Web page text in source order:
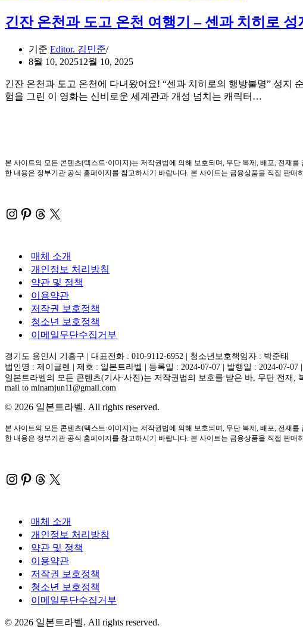
해
긴잔 온천과 도고 온천 여행기 – 센과 치히로 성
기준 Editor. 김민준
8월 10, 202512월 10, 2025
긴잔 온천과 도고 온천에 다녀왔어요! “센과 치히로의 행방불명” 성지
험을 그린 이 영화는 신비로운 세계관과 개성 넘치는 캐릭터…
본 사이트의 모든 콘텐츠(텍스트·이미지)는 저작권법에 의해 보호되며, 무단 복제, 배포, 전재
한 내용은 정부기관 공식 홈페이지를 참고하시기 바랍니다. 본 사이트는 금융상품을 직접 판
Instagram
Pinterest
Threads
X
매체 소개
개인정보 처리방침
약관 및 정책
이용약관
저작권 보호정책
청소년 보호정책
이메일무단수집거부
경기도 용인시 기흥구 | 대표전화 : 010-9112-6952 | 청소년보호책임자 : 박준태
법인명 : 제이글렌 | 제호 : 일본트라벨 | 등록일 : 2024-07-07 | 발행일 : 2024-07-07
일본트라벨의 모든 콘텐츠(기사·사진)는 저작권법의 보호를 받은 바, 무단 전재
mail to minamjun11@gmail.com
© 2026 일본트라벨. All rights reserved.
본 사이트의 모든 콘텐츠(텍스트·이미지)는 저작권법에 의해 보호되며, 무단 복제, 배포, 전재
한 내용은 정부기관 공식 홈페이지를 참고하시기 바랍니다. 본 사이트는 금융상품을 직접 판
Instagram
Pinterest
Threads
X
매체 소개
개인정보 처리방침
약관 및 정책
이용약관
저작권 보호정책
청소년 보호정책
이메일무단수집거부
© 2026 일본트라벨. All rights reserved.